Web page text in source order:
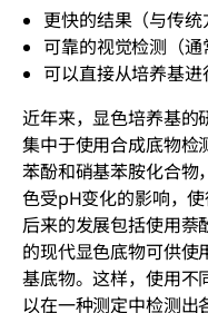
更快的结果（与传统
可靠的视觉检测（通
可以直接从培养基
近年来，显色培养基的
集中于使用合成底物检
苯酚和硝基苯胺化合物
色受pH变化的影响，使
后来的发展包括使用萘
的现代显色底物可供使
基底物。这样，使用不
以在一种测定中检测出